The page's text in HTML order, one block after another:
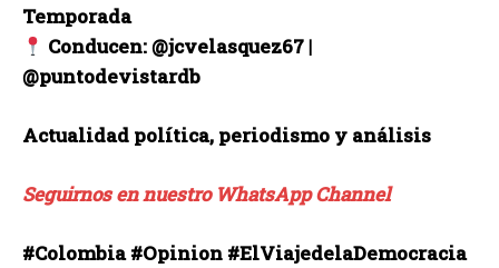
Temporada
Conducen: @jcvelasquez67 |
@puntodevistardb
Actualidad política, periodismo y análisis
Seguirnos en nuestro WhatsApp Channel
#Colombia #Opinion #ElViajedelaDemocracia